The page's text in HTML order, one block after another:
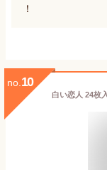
！
no. 10